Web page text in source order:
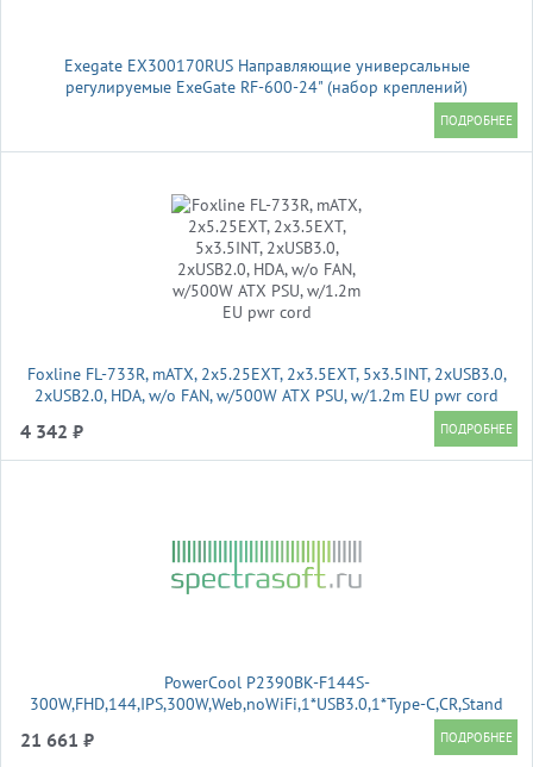
Exegate EX300170RUS Направляющие универсальные
регулируемые ExeGate RF-600-24" (набор креплений)
(продольные , высота 43 мм, длина в сложенном/раздвинутом
Foxline FL-733R, mATX, 2x5.25EXT, 2x3.5EXT, 5x3.5INT, 2xUSB3.0,
2xUSB2.0, HDA, w/o FAN, w/500W ATX PSU, w/1.2m EU pwr cord
4 342 ₽
PowerCool P2390BK-F144S-
300W,FHD,144,IPS,300W,Web,noWiFi,1*USB3.0,1*Type-C,CR,Stand
21 661 ₽